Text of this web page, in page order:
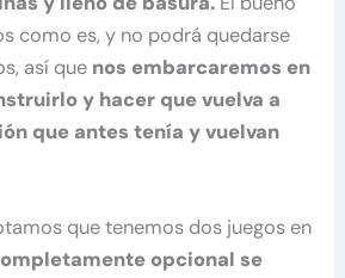
como es, y no podrá quedarse
así que nos embarcaremos en
y hacer que vuelva a
que antes tenía y vuelvan
que tenemos dos juegos en
opcional se